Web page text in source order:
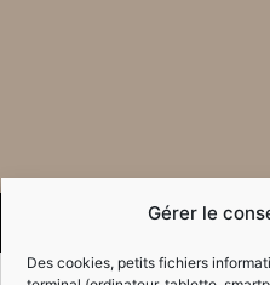
Gérer le
Des cookies, petits fichiers